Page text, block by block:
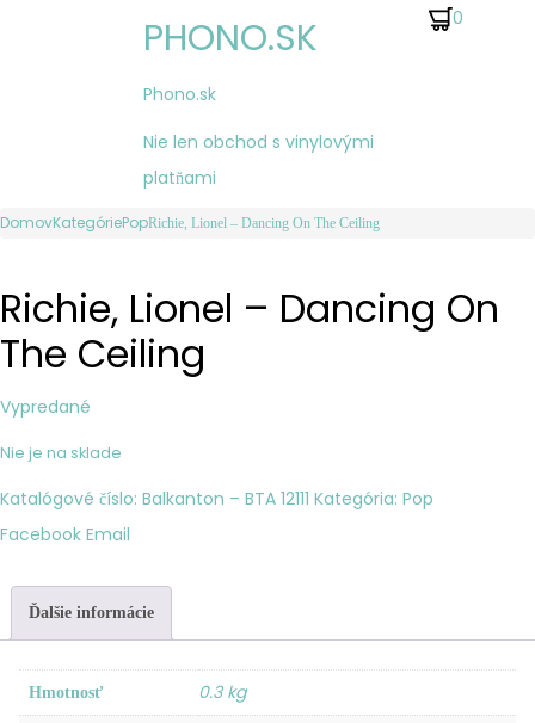
PHONO.SK
Phono.sk
Nie len obchod s vinylovými
platňami
0
Ovládanie
Platters
The
Best
Of
Sedaka,
–
Song
DomovKategóriePopRichie, Lionel – Dancing On The Ceiling
Richie, Lionel – Dancing On
The Ceiling
Vypredané
Nie je na sklade
Katalógové číslo: Balkanton ‎– BTA 12111 Kategória: Pop
Zdieľať
Facebook Email
Ďalšie informácie
Hmotnosť 0.3 kg